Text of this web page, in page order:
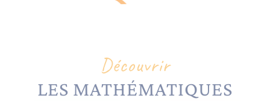
Découvrir
LES MATHÉMATIQUES